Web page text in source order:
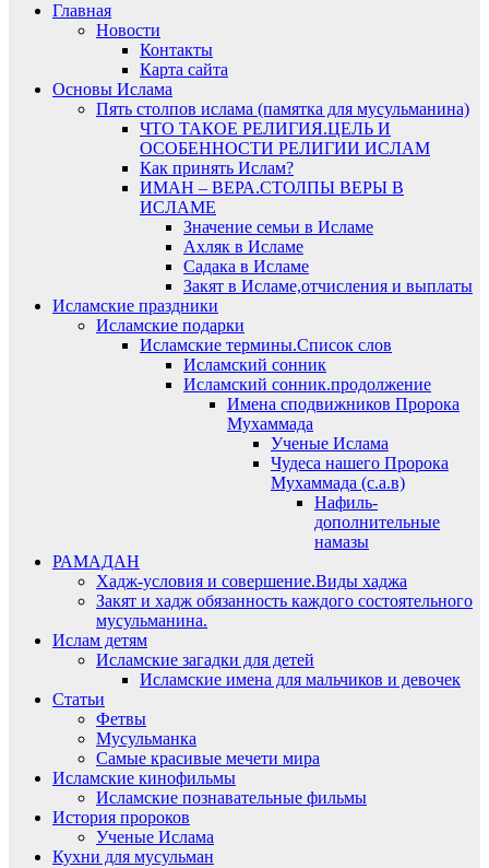
Главная
Новости
Контакты
Карта сайта
Основы Ислама
Пять столпов ислама (памятка для мусульманина)
ЧТО ТАКОЕ РЕЛИГИЯ.ЦЕЛЬ И
ОСОБЕННОСТИ РЕЛИГИИ ИСЛАМ
Как принять Ислам?
ИМАН – ВЕРА.СТОЛПЫ ВЕРЫ В
ИСЛАМЕ
Значение семьи в Исламе
Ахляк в Исламе
Садака в Исламе
Закят в Исламе,отчисления и выплаты
Исламские праздники
Исламские подарки
Исламские термины.Список слов
Исламский сонник
Исламский сонник.продолжение
Имена сподвижников Пророка
Мухаммада
Ученые Ислама
Чудеса нашего Пророка
Мухаммада (с.а.в)
Нафиль-
дополнительные
намазы
РАМАДАН
Хадж-условия и совершение.Виды хаджа
Закят и хадж обязанность каждого состоятельного
мусульманина.
Ислам детям
Исламские загадки для детей
Исламские имена для мальчиков и девочек
Статьи
Фетвы
Мусульманка
Самые красивые мечети мира
Исламские кинофильмы
Исламские познавательные фильмы
История пророков
Ученые Ислама
Кухни для мусульман